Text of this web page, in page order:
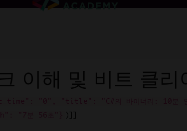
이해 및 비트 클리
)]]